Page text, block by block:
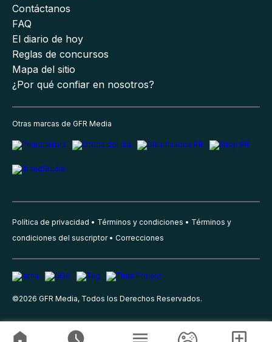
Contáctanos
FAQ
El diario de hoy
Reglas de concursos
Mapa del sitio
¿Por qué confiar en nosotros?
Otras marcas de GFR Media
Política de privacidad Términos y condiciones
Términos y
condiciones del suscriptor
Correcciones
©2026 GFR Media, Todos los Derechos Reservados.